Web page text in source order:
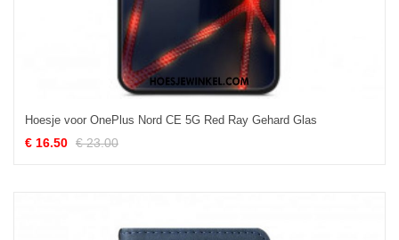
Hoesje voor OnePlus Nord CE 5G Red Ray Gehard Glas
€ 16.50 € 23.00